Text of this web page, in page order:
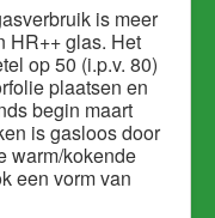
is meer
HR++ glas. Het
op 50 (i.p.v. 80)
plaatsen en
begin maart
is gasloos door
warm/kokende
een vorm van